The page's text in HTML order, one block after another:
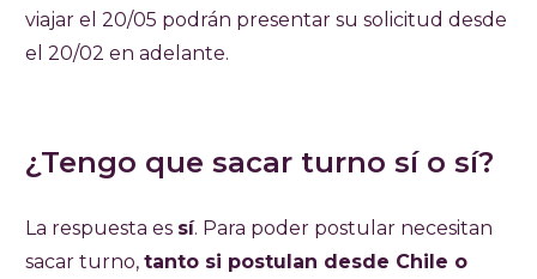
viajar el 20/05 podrán presentar su solicitud desde
el 20/02 en adelante.
¿Tengo que sacar turno sí o sí?
La respuesta es sí. Para poder postular necesitan
sacar turno, tanto si postulan desde Chile o